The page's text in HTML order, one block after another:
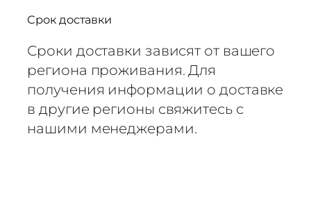
Срок доставки
Сроки доставки зависят от вашего
региона проживания. Для
получения информации о доставке
в другие регионы свяжитесь с
нашими менеджерами.